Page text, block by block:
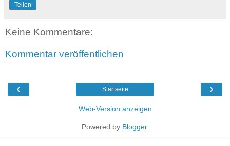
Teilen
Keine Kommentare:
Kommentar veröffentlichen
‹ ›
Startseite
Web-Version anzeigen
Powered by Blogger.